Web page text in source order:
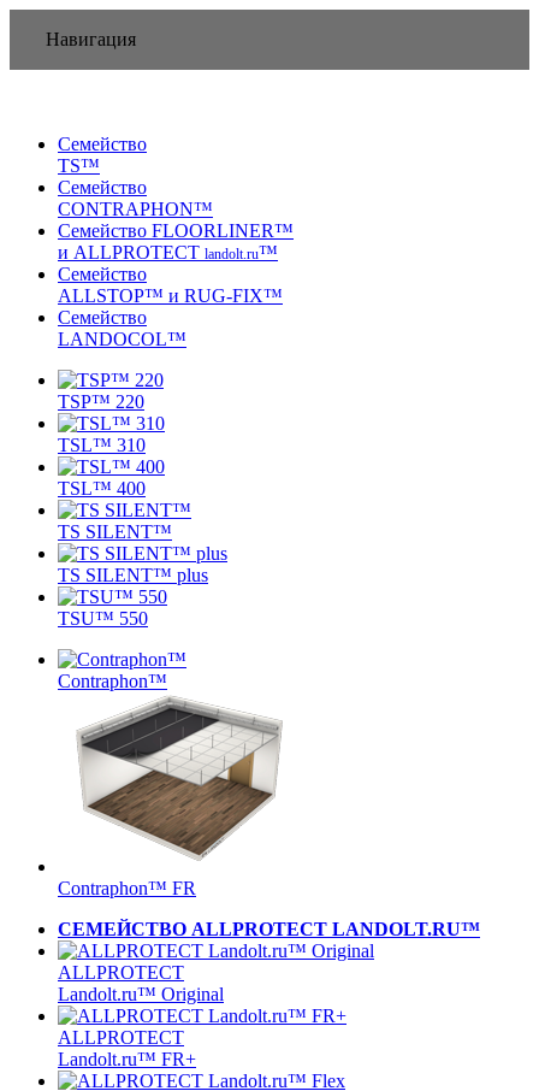
Навигация
Семейство
TS™
Семейство
CONTRAPHON™
Семейство FLOORLINER™
и ALLPROTECT landolt.ru™
Семейство
ALLSTOP™ и RUG-FIX™
Семейство
LANDOCOL™
TSP™ 220
TSL™ 310
TSL™ 400
TS SILENT™
TS SILENT™ plus
TSU™ 550
Contraphon™
Contraphon™ FR
СЕМЕЙСТВО ALLPROTECT LANDOLT.RU™
ALLPROTECT
Landolt.ru™ Original
ALLPROTECT
Landolt.ru™ FR+